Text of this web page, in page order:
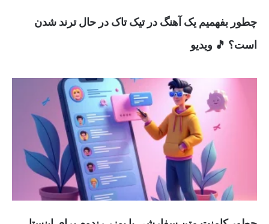
چطور بفهمیم یک آهنگ در تیک تاک در حال ترند شدن
است؟ 🎵 ویدیو